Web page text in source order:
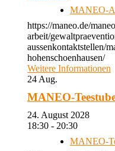
MANEO-
https://maneo.de/
arbeit/
aussenkontaktstellen/
hohenschoenhausen/
Weitere Informationen
24 Aug.
MANEO-
24. August 2028
18:30 - 20:30
MANEO-